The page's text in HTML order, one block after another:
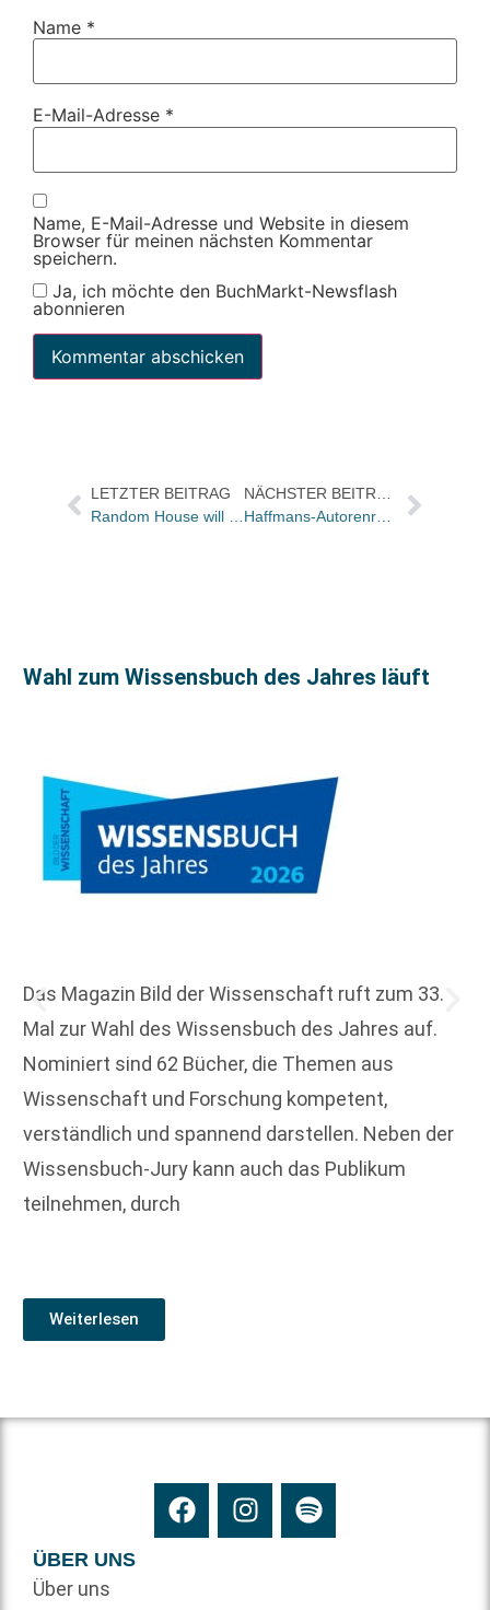
Name *
E-Mail-Adresse *
Name, E-Mail-Adresse und Website in diesem
Browser für meinen nächsten Kommentar
speichern.
Ja, ich möchte den BuchMarkt-Newsflash
abonnieren
LETZTER BEITRAG
Wahl zum Wissensbuch des Jahres läuft
Das Magazin Bild der Wissenschaft ruft zum 33.
Mal zur Wahl des Wissensbuch des Jahres auf.
Nominiert sind 62 Bücher, die Themen aus
Wissenschaft und Forschung kompetent,
verständlich und spannend darstellen. Neben der
Wissensbuch-Jury kann auch das Publikum
teilnehmen, durch
Weiterlesen
ÜBER UNS
Über uns